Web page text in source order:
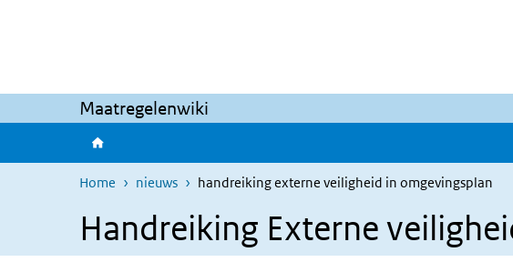
Maatregelenwiki
Home nieuws handreiking externe veiligheid in omgevingsplan
Handreiking Externe